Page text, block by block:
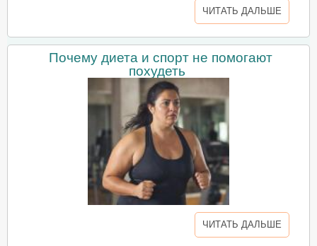
ЧИТАТЬ ДАЛЬШЕ
Почему диета и спорт не помогают
похудеть
ЧИТАТЬ ДАЛЬШЕ